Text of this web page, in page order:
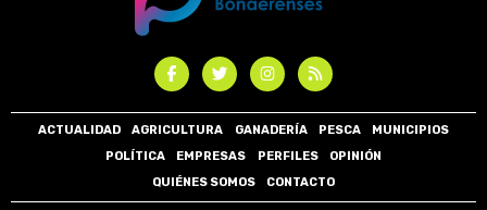
ACTUALIDAD AGRICULTURA GANADERÍA PESCA
MUNICIPIOS
POLÍTICA
EMPRESAS PERFILES
OPINIÓN
QUIÉNES SOMOS
CONTACTO